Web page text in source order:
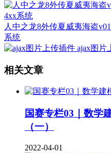
人中之龙8外传夏威夷海盗
系统
ajax图片
相关文章
国赛专栏03｜数学
（一）
2022-04-01